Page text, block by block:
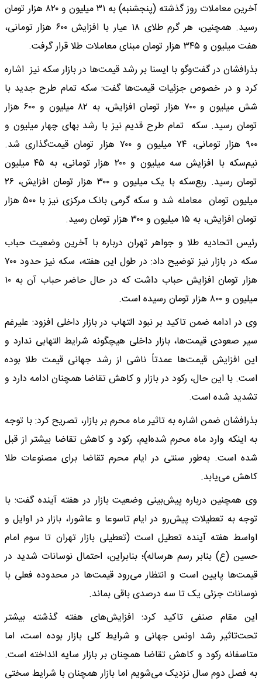
آخرین معاملات روز گذشته (پنجشنبه) به ۳۱ میلیون و ۸۲۰ هزار تومان
رسید. همچنین، هر گرم طلای ۱۸ عیار با افزایش ۶۰۰ هزار تومانی،
هفت میلیون و ۳۴۵ هزار تومان مبنای معاملات طلا قرار گرفت.
بذرافشان در گفت‌وگو با ایسنا بر رشد قیمت‌ها در بازار سکه نیز اشاره
کرد و در خصوص جزئیات قیمت‌ها گفت: سکه تمام طرح جدید با
شش میلیون و ۷۰۰ هزار تومان افزایش، به ۸۲ میلیون و ۶۰۰ هزار
تومان رسید. سکه تمام طرح قدیم نیز با رشد بهای چهار میلیون و
۹۰۰ هزار تومانی، ۷۴ میلیون و ۷۰۰ هزار تومان قیمت‌گذاری شد.
نیم‌سکه با افزایش سه میلیون و ۲۰۰ هزار تومانی، به ۴۵ میلیون
تومان رسید. ربع‌سکه با یک میلیون و ۳۰۰ هزار تومان افزایش، ۲۶
میلیون تومان معامله شد و سکه گرمی بانک مرکزی نیز با ۵۰۰ هزار
تومان افزایش، به ۱۵ میلیون و ۳۰۰ هزار تومان رسید.
رئیس اتحادیه طلا و جواهر تهران درباره با آخرین وضعیت حباب
سکه در بازار نیز توضیح داد: در طول این هفته، سکه نیز حدود ۷۰۰
هزار تومان افزایش حباب داشت که در حال حاضر حباب آن به ۱۰
میلیون و ۸۰۰ هزار تومان رسیده است.
وی در ادامه ضمن تاکید بر نبود التهاب در بازار داخلی افزود: علیرغم
سیر صعودی قیمت‌ها، بازار داخلی هیچگونه شرایط التهابی ندارد و
این افزایش قیمت‌ها عمدتاً ناشی از رشد جهانی قیمت طلا بوده
است. با این حال، رکود در بازار و کاهش تقاضا همچنان ادامه دارد و
تشدید شده است.
بذرافشان ضمن اشاره به تاثیر ماه محرم بر بازار، تصریح کرد: با توجه
به اینکه وارد ماه محرم شده‌ایم، رکود و کاهش تقاضا بیشتر از قبل
شده است. به‌طور سنتی در ایام محرم تقاضا برای مصنوعات طلا
کاهش می‌یابد.
وی همچنین درباره پیش‌بینی وضعیت بازار در هفته آینده گفت: با
توجه به تعطیلات پیش‌رو در ایام تاسوعا و عاشورا، بازار در اوایل و
اواسط هفته آینده تعطیل است (تعطیلی بازار تهران تا سوم امام
حسین (ع) بنابر رسم هرساله)؛ بنابراین، احتمال نوسانات شدید در
قیمت‌ها پایین است و انتظار می‌رود قیمت‌ها در محدوده فعلی با
نوسانات جزئی یک تا سه درصدی باقی بماند.
این مقام صنفی تاکید کرد: افزایش‌های هفته گذشته بیشتر
تحت‌تاثیر رشد اونس جهانی و شرایط کلی بازار بوده است، اما
متاسفانه رکود و کاهش تقاضا همچنان بر بازار سایه انداخته است.
به فصل دوم سال نزدیک می‌شویم اما بازار همچنان با شرایط سختی